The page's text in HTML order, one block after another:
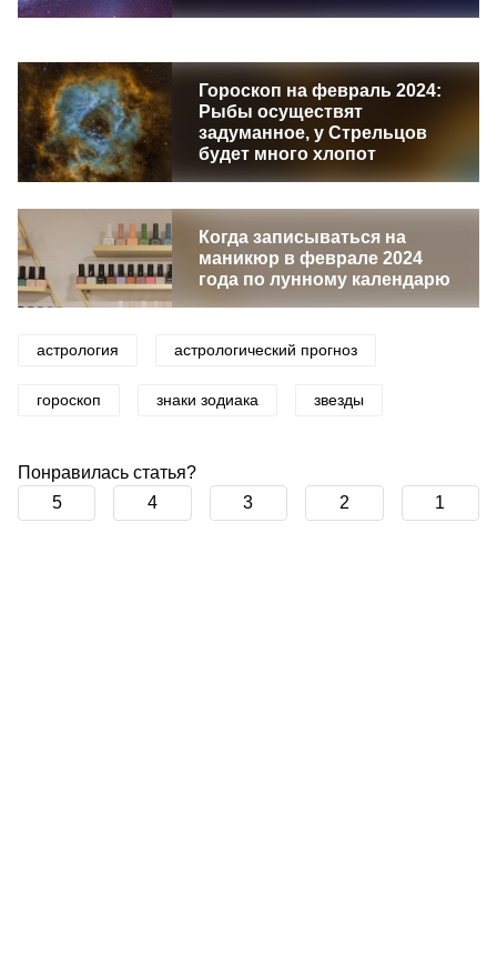
Гороскоп на февраль 2024:
Рыбы осуществят
задуманное, у Стрельцов
будет много хлопот
Когда записываться на
маникюр в феврале 2024
года по лунному календарю
астрология астрологический прогноз
гороскоп знаки зодиака звезды
Понравилась статья?
5
4 3 2 1